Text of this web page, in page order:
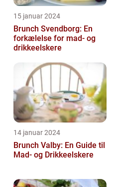
15 januar 2024
Brunch Svendborg: En
forkælelse for mad- og
drikkeelskere
14 januar 2024
Brunch Valby: En Guide til
Mad- og Drikkeelskere